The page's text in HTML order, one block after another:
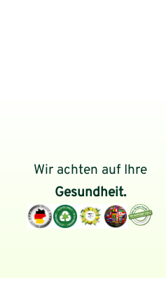
Wir achten auf Ihre
Gesundheit.